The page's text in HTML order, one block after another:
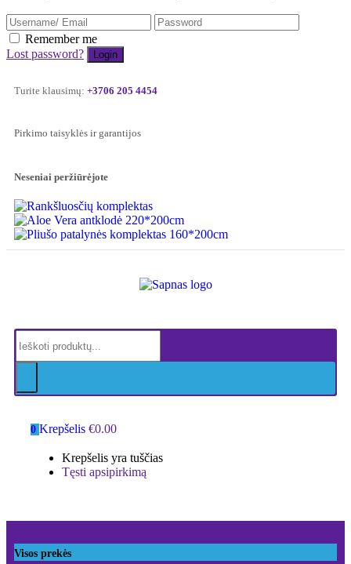
Remember me
Lost password?
Turite klausimų: +3706 205 4454
Pirkimo taisyklės ir garantijos
Neseniai peržiūrėjote
0 Krepšelis €0.00
Krepšelis yra tuščias
Tęsti apsipirkimą
Visos prekės